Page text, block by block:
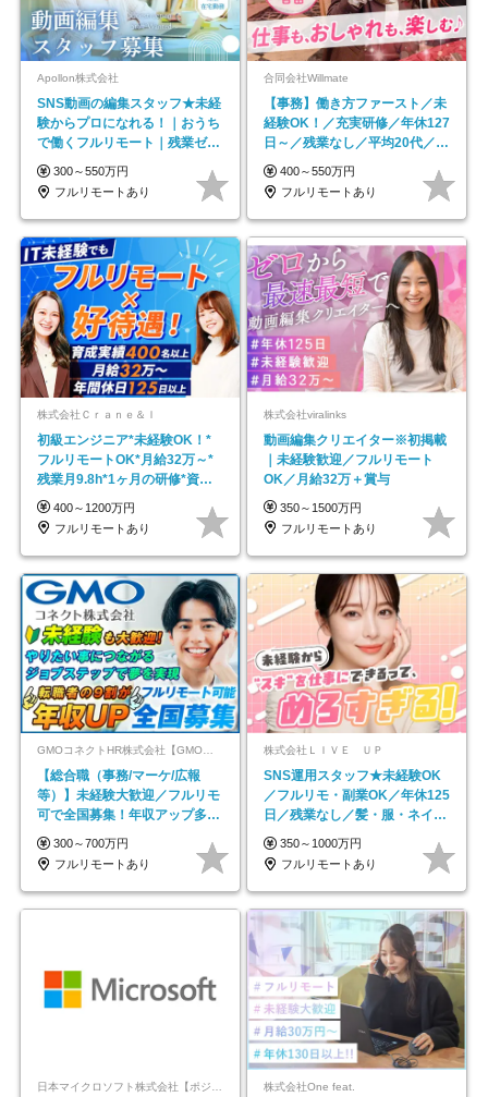
Apollon株式会社
SNS動画の編集スタッフ★未経
験からプロになれる！｜おうち
で働くフルリモート｜残業ゼロ
で18時退勤◎
300～550万円
フルリモートあり
合同会社Willmate
【事務】働き方ファースト／未
経験OK！／充実研修／年休127
日～／残業なし／平均20代／リ
モートOK
400～550万円
フルリモートあり
株式会社Ｃｒａｎｅ＆Ｉ
初級エンジニア*未経験OK！*
フルリモートOK*月給32万～*
残業月9.8h*1ヶ月の研修*資格
取得率100％
400～1200万円
フルリモートあり
株式会社viralinks
動画編集クリエイター※初掲載
｜未経験歓迎／フルリモート
OK／月給32万＋賞与
350～1500万円
フルリモートあり
GMOコネクトHR株式会社【GMOインターネットグループ】
【総合職（事務/マーケ/広報
等）】未経験大歓迎／フルリモ
可で全国募集！年収アップ多数
★年休最大130日★
300～700万円
フルリモートあり
株式会社ＬＩＶＥ ＵＰ
SNS運用スタッフ★未経験OK
／フルリモ・副業OK／年休125
日／残業なし／髪・服・ネイ
ル・ピアス自由
350～1000万円
フルリモートあり
株式会社One feat.